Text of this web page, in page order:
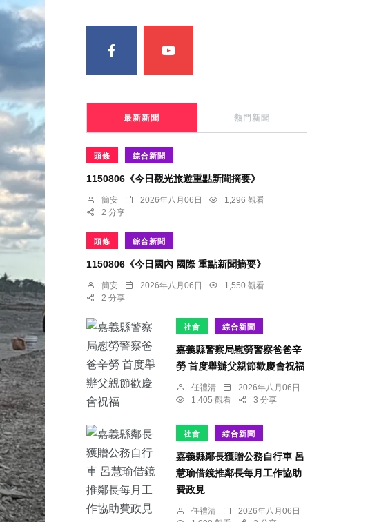
最新新聞 熱門新聞
頭條 綜合新聞
1150806《今日觀光旅遊重點新聞摘要》
簡安 2026年八月06日
1,296 觀看
2 分享
頭條 綜合新聞
1150806《今日國內 國際 重點新聞摘要》
簡安 2026年八月06日
1,550 觀看
2 分享
社會 綜合新聞
嘉義縣警察局慰勞警察爸爸辛
勞 首度舉辦父親節歡慶會祝福
任禮清
2026年八月06日
1,405 觀看
3 分享
社會 綜合新聞
嘉義縣鄰長獲贈公務自行車 呂
慧瑜借鏡推鄰長每月工作協助
費政見
任禮清
2026年八月06日